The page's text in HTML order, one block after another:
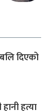
दिएको
हत्या